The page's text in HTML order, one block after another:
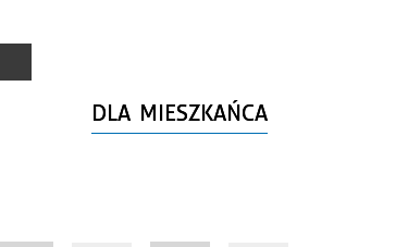
DLA MIESZKAŃCA